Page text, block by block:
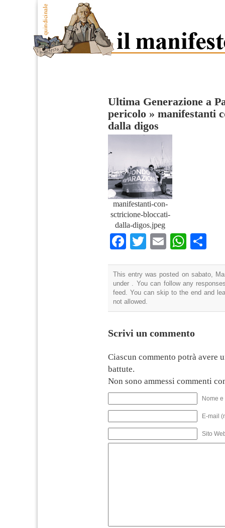
Ultima Generazione a
pericolo » manifestanti
dalla digos
manifestanti-con-
sctricione-bloccati-
dalla-digos.jpeg
Facebook
TwitterEmail
This entry was posted on sabato,
under . You can follow any
feed. You can skip to the end and
not allowed.
Scrivi un commento
Ciascun commento potrà avere
battute.
Non sono ammessi commenti
Nome
E-mail
Sito